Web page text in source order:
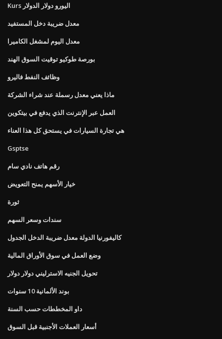
Kurs اليورو دولار الدولار
معدل ضريبة دخل المستفيد
معدل اليوم لمشغل الكاميرا
بورصة طوكيو توقيت السوق الهند
وظائف النفط فاليرو
ماذا يعني معدل رسملة عند شراء الشركة
العمل عبر الإنترنت الذي يدفع في بيتكوين
هي تجارة السيارات في يستحق كل هذا العناء
Gsptse
رقم هاتف نادي سام
خيار الأسهم يمنح التعويض
ثورة
سندات وسعر السهم
كاليفورنيا الدولة معدل ضريبة الدخل الجدول
وضع العمل في سوق الأوراق المالية
تحويل الجنيه الاسترليني دولار دولار
بوند الألمانية 10 سنوات
داو المخططات حسب السنة
أسعار العملات الأجنبية قبل السوق